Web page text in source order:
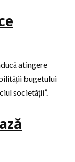
atingere
bugetului
societății”.